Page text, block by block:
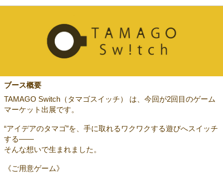
ブース概要
TAMAGO Switch（タマゴスイッチ） は、今回が2回目のゲーム
マーケット出展です。
“アイデアのタマゴ”を、手に取れるワクワクする遊びへスイッチ
する——
そんな想いで生まれました。
《ご用意ゲーム》